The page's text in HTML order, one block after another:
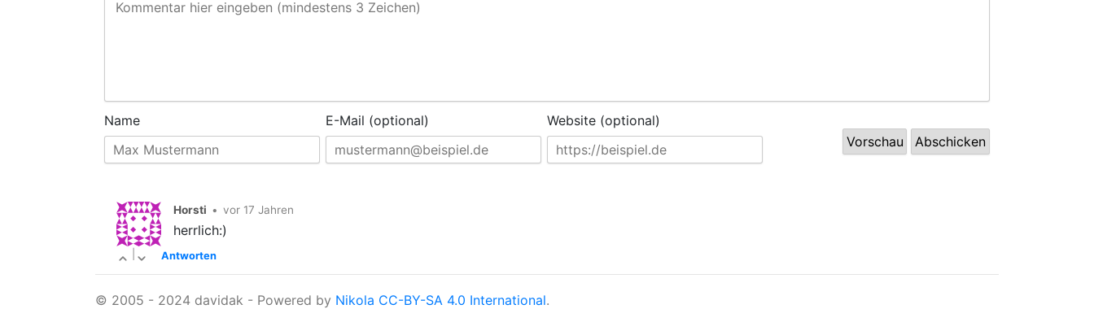
Name E-Mail (optional) Website (optional)
Horsti • vor 17 Jahren
herrlich:)
Antworten
© 2005 - 2024 davidak - Powered by Nikola CC-BY-SA 4.0 International.